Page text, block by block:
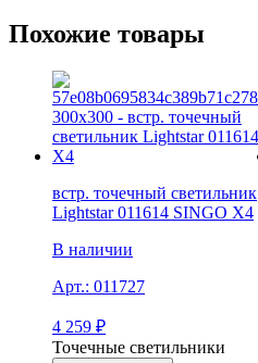
Похожие товары
встр. точечный светильник
Lightstar 011614 SINGO X4
В наличии
Арт.: 011727
4 259 ₽
Точечные светильники